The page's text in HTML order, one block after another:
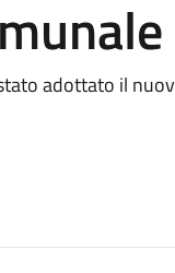
adottato il